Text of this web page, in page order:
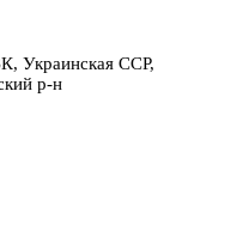
Украинская ССР,
р-н